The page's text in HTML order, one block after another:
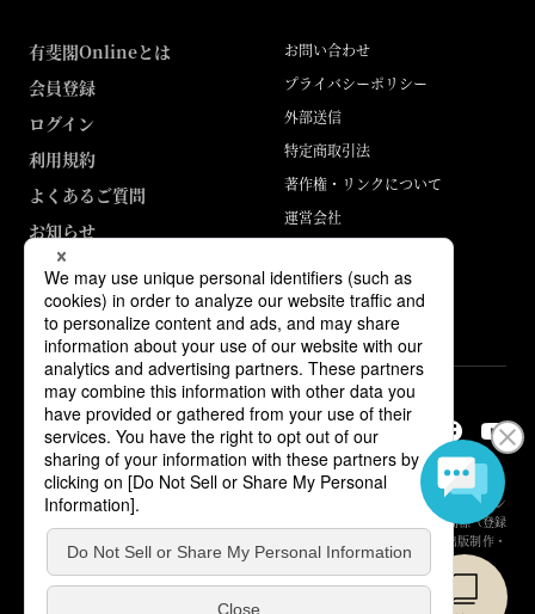
有斐閣Onlineとは
会員登録
ログイン
利用規約
よくあるご質問
お知らせ
お問い合わせ
プライバシーポリシー
外部送信
特定商取引法
著作権・リンクについて
運営会社
ABJマークは、この電子書店・電子書籍配信サービスが、著作権者からコン
テンツ使用許諾を得た正規版配信サービスであることを示す登録商標（登録
番号 第6091713号）です。詳しくは［ABJマーク］または［電子出版制作・
流通協議会］で検索してください。